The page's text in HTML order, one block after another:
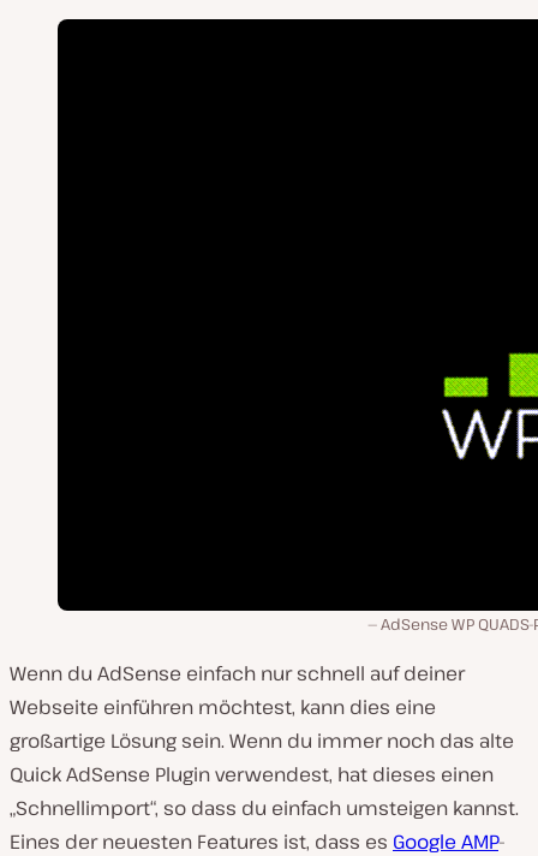
AdSense WP
Wenn du AdSense einfach nur schnell auf deiner
Webseite einführen möchtest, kann dies eine
großartige Lösung sein. Wenn du immer noch das alte
Quick AdSense Plugin verwendest, hat dieses einen
„Schnellimport“, so dass du einfach umsteigen kannst.
Eines der neuesten Features ist, dass es Google AMP-